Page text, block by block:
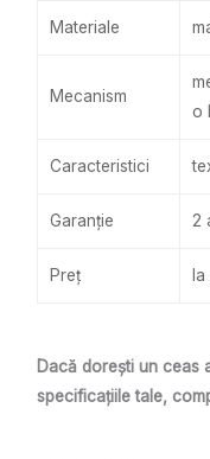
Materiale
Mecanism
o
Caracteristici
Garanție 2
Preț
Dacă dorești un ceas
specificațiile tale,